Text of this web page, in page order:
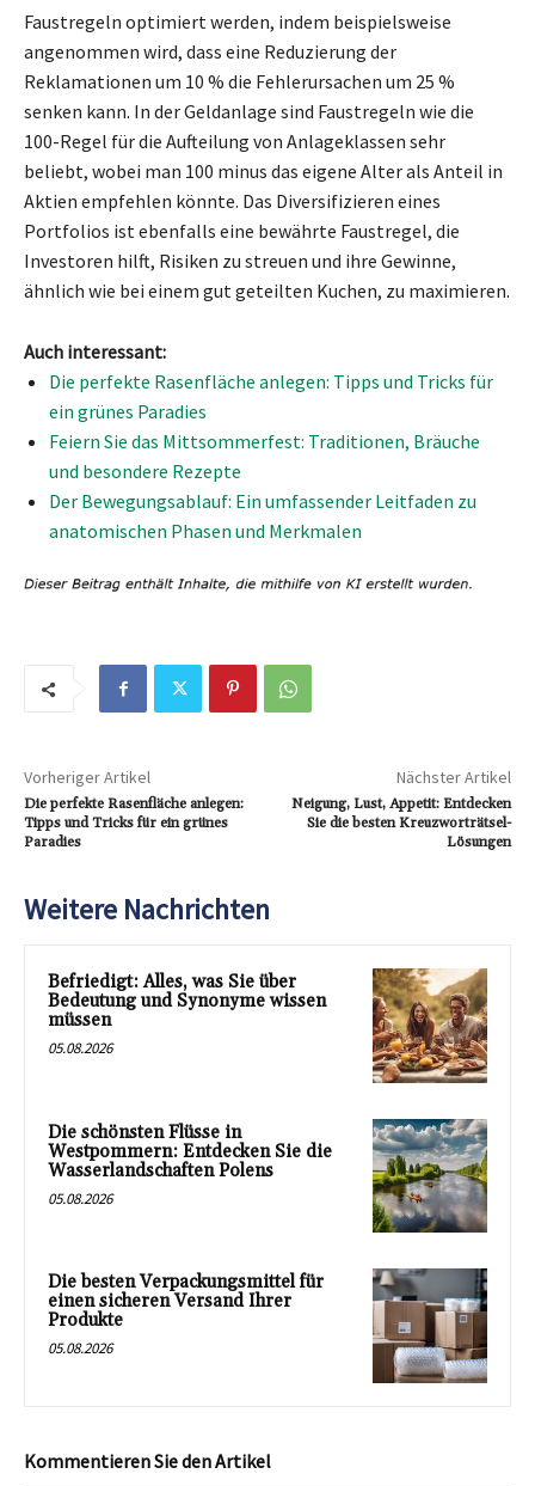
Faustregeln optimiert werden, indem beispielsweise
angenommen wird, dass eine Reduzierung der
Reklamationen um 10 % die Fehlerursachen um 25 %
senken kann. In der Geldanlage sind Faustregeln wie die
100-Regel für die Aufteilung von Anlageklassen sehr
beliebt, wobei man 100 minus das eigene Alter als Anteil in
Aktien empfehlen könnte. Das Diversifizieren eines
Portfolios ist ebenfalls eine bewährte Faustregel, die
Investoren hilft, Risiken zu streuen und ihre Gewinne,
ähnlich wie bei einem gut geteilten Kuchen, zu maximieren.
Auch interessant:
Die perfekte Rasenfläche anlegen: Tipps und Tricks für
ein grünes Paradies
Feiern Sie das Mittsommerfest: Traditionen, Bräuche
und besondere Rezepte
Der Bewegungsablauf: Ein umfassender Leitfaden zu
anatomischen Phasen und Merkmalen
Vorheriger Artikel
Die perfekte Rasenfläche anlegen:
Tipps und Tricks für ein grünes
Paradies
Nächster Artikel
Neigung, Lust, Appetit: Entdecken
Sie die besten Kreuzworträtsel-
Lösungen
Weitere Nachrichten
Befriedigt: Alles, was Sie über
Bedeutung und Synonyme wissen
müssen
05.08.2026
Die schönsten Flüsse in
Westpommern: Entdecken Sie die
Wasserlandschaften Polens
05.08.2026
Die besten Verpackungsmittel für
einen sicheren Versand Ihrer
Produkte
05.08.2026
Kommentieren Sie den Artikel